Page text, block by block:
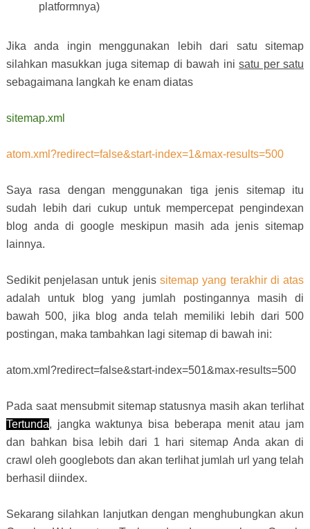
platformnya)
Jika anda ingin menggunakan lebih dari satu sitemap
silahkan masukkan juga sitemap di bawah inisatu per satu
sebagaimana langkah ke enam diatas
sitemap.xml
atom.xml?redirect=false&start-index=1&max-results=500
Saya rasa dengan menggunakan tiga jenis sitemap itu
sudah lebih dari cukup untuk mempercepat pengindexan
blog anda di google meskipun masih ada jenis sitemap
lainnya.
Sedikit penjelasan untuk jenissitemap yang terakhir di atas
adalah untuk blog yang jumlah postingannya masih di
bawah 500, jika blog anda telah memiliki lebih dari 500
postingan, maka tambahkan lagi sitemap di bawah ini:
atom.xml?redirect=false&start-index=501&max-results=500
Pada saat mensubmit sitemap statusnya masih akan terlihat
Tertunda, jangka waktunya bisa beberapa menit atau jam
dan bahkan bisa lebih dari 1 hari sitemap Anda akan di
crawl oleh googlebots dan akan terlihat jumlah url yang telah
berhasil diindex.
Sekarang silahkan lanjutkan dengan menghubungkan akun